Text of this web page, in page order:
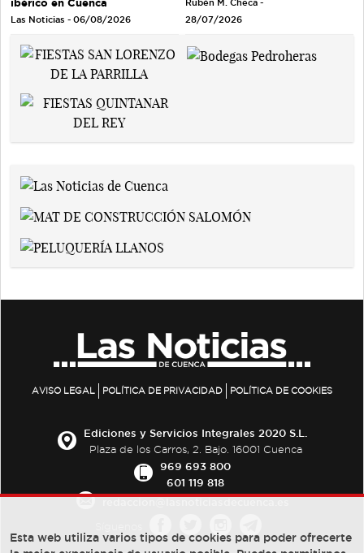
Las Noticias - 06/08/2026
Rubén M. Checa -
28/07/2026
AVISO LEGAL POLÍTICA DE PRIVACIDAD POLÍTICA DE COOKIES
Ediciones y Servicios Integrales 2020 S.L.
Plaza de los Carros, 2. Bajo. 16001 Cuenca
969 693 800
601 119 818
Esta web utiliza varios tipos de cookies para poder ofrecerte